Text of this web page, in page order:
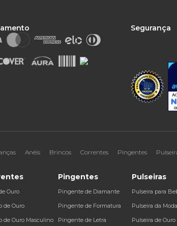
Segurança
Anéis Brincos Correntes Pingentes
Ouro
de Ouro
de Ouro Masculino
Pingentes
Pingente de Diamante
Pingente de Formatura
Pingente de Letra
Pulseiras
Pulseira para
Pulseira da Moda
Pulseira de Ouro